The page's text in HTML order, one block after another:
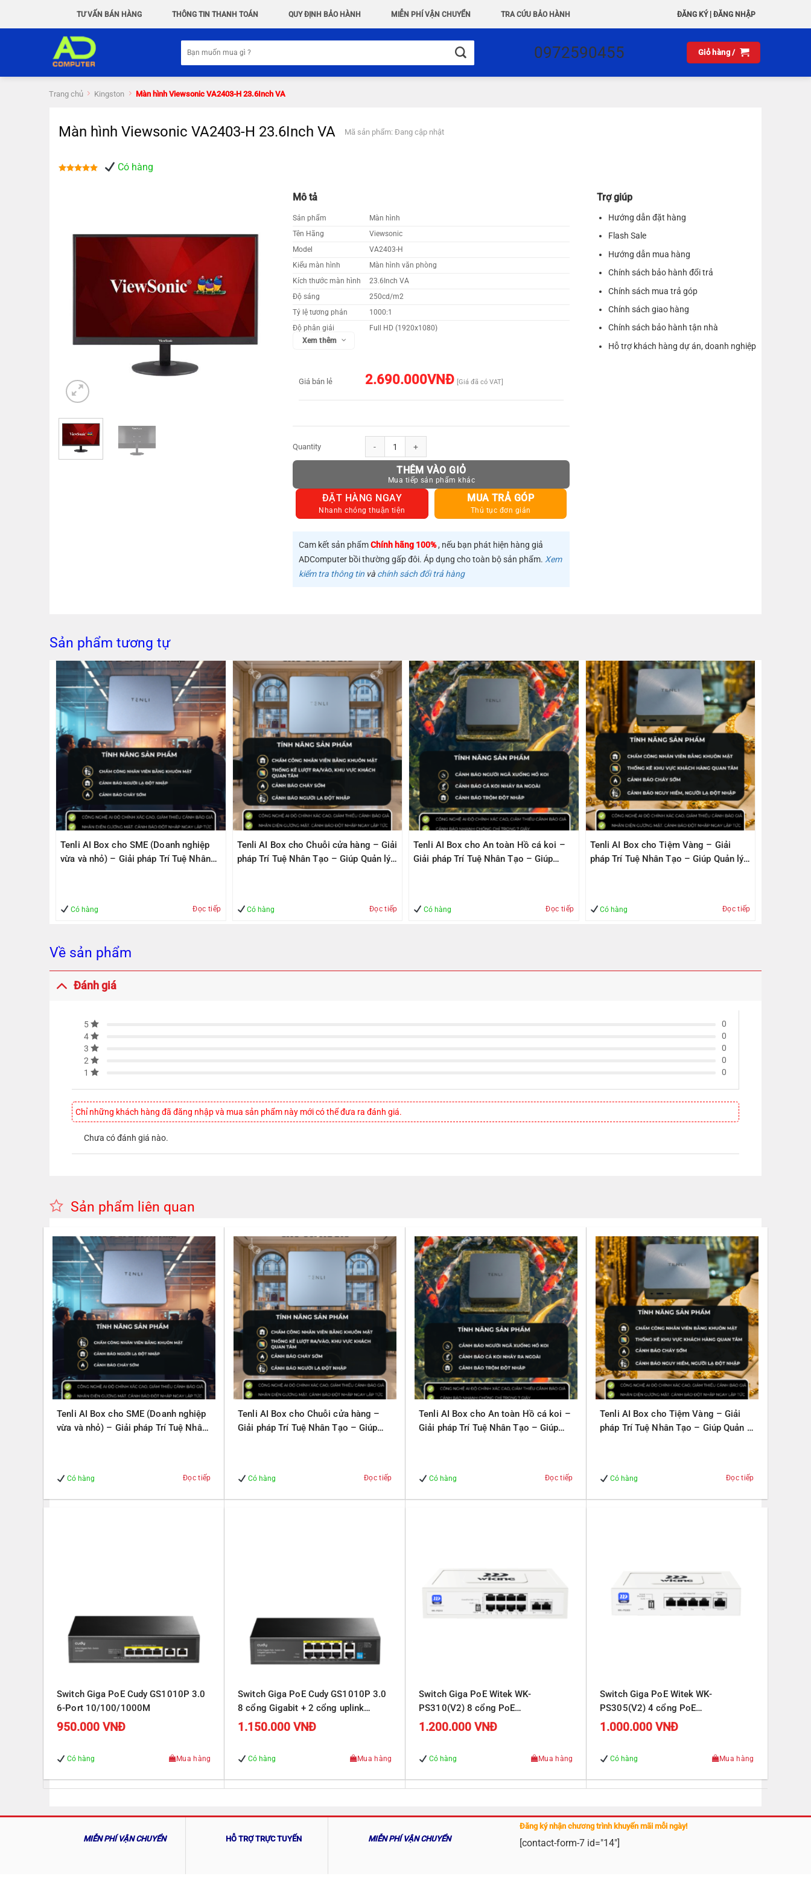
TƯ VẤN BÁN HÀNG THÔNG TIN THANH TOÁN QUY ĐỊNH BẢO HÀNH MIỄN PHÍ VẬN CHUYỂN TRA CỨU BẢO HÀNH ĐĂNG KÝ| ĐĂNG NHẬP
kiếm:
0972590455 Giỏ hàng /
Trang chủ Kingston Màn hình Viewsonic VA2403-H 23.6Inch VA
Màn hình Viewsonic VA2403-H 23.6Inch VA Mã sản phẩm: Đang cập nhật
Có hàng
Mô tả
Sản phẩm
Màn hình
Tên Hãng
Viewsonic
Model
VA2403-H
Kiểu màn hình
Màn hình văn phòng
Kích thước màn hình
23.6Inch VA
Độ sáng
250cd/m2
Tỷ lệ tương phản
1000:1
Độ phân giải
Full HD (1920x1080)
Thời gian đáp ứng
60HZ
Xem thêm
Giá bán lẻ 2.690.000VNĐ [Giá đã có VAT]
Màn hình Viewsonic VA2403-H 23.6Inch VA số lượng
THÊM VÀO GIỎ
ĐẶT HÀNG NGAY
Nhanh chóng thuận tiện
MUA TRẢ GÓP
Thủ tục đơn giản
Cam kết sản phẩmChính hãng 100%, nếu bạn phát hiện hàng giả
ADComputer bồi thường gấp đôi. Áp dụng cho toàn bộ sản phẩm. Xem
kiểm tra thông tin và chính sách đổi trả hàng
Trợ giúp
Hướng dẫn đặt hàng
Flash Sale
Hướng dẫn mua hàng
Chính sách bảo hành đổi trả
Chính sách mua trả góp
Chính sách giao hàng
Chính sách bảo hành tận nhà
Hỗ trợ khách hàng dự án, doanh nghiệp
Sản phẩm tương tự
Tenli AI Box cho SME (Doanh nghiệp
vừa và nhỏ) – Giải pháp Trí Tuệ Nhân
Có hàng Đọc tiếp
Tenli AI Box cho Chuỗi cửa hàng – Giải
pháp Trí Tuệ Nhân Tạo – Giúp Quản lý
Có hàng Đọc tiếp
Tenli AI Box cho An toàn Hồ cá koi –
Giải pháp Trí Tuệ Nhân Tạo – Giúp
Có hàng Đọc tiếp
Tenli AI Box cho Tiệm Vàng – Giải
pháp Trí Tuệ Nhân Tạo – Giúp Quản lý
Có hàng Đọc tiếp
Về sản phẩm
Đánh giá
5
0
4
0
3
0
2
0
1
0
Chỉ những khách hàng đã đăng nhập và mua sản phẩm này mới có thể đưa ra đánh giá.
Chưa có đánh giá nào.
Sản phẩm liên quan
Tenli AI Box cho SME (Doanh nghiệp
vừa và nhỏ) – Giải pháp Trí Tuệ Nhân
Có hàng Đọc tiếp
Tenli AI Box cho Chuỗi cửa hàng –
Giải pháp Trí Tuệ Nhân Tạo – Giúp
Có hàng Đọc tiếp
Tenli AI Box cho An toàn Hồ cá koi –
Giải pháp Trí Tuệ Nhân Tạo – Giúp
Có hàng Đọc tiếp
Tenli AI Box cho Tiệm Vàng – Giải
pháp Trí Tuệ Nhân Tạo – Giúp Quản lý
Có hàng Đọc tiếp
Switch Giga PoE Cudy GS1010P 3.0
6-Port 10/100/1000M
950.000VNĐ
Có hàng Mua hàng
Switch Giga PoE Cudy GS1010P 3.0
8 cổng Gigabit + 2 cổng uplink
Gigabit
1.150.000VNĐ
Có hàng Mua hàng
Switch Giga PoE Witek WK-
PS310(V2) 8 cổng PoE
10/100/1000Mbps, 2 cổng RJ45
1.200.000VNĐ
Có hàng Mua hàng
Switch Giga PoE Witek WK-
PS305(V2) 4 cổng PoE
10/100/1000Mbps, 1 cổng RJ45
1.000.000VNĐ
Có hàng Mua hàng
MIỄN PHÍ VẬN CHUYỂN HỖ TRỢ TRỰC TUYẾN MIỄN PHÍ VẬN CHUYỂN
Đăng ký nhận chương trình khuyến mãi mỗi ngày!
[contact-form-7 id="14"]